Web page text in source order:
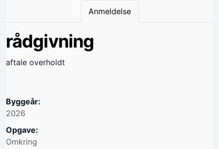
Anmeldelse
rådgivning
aftale overholdt
Byggeår:
2026
Opgave:
Omkring